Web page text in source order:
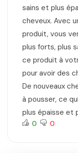
sains et plus
cheveux. Avec
produit, vous
plus forts, plus
ce produit à
pour avoir des
De nouveaux
à pousser, ce
plus épaisse et
0 0